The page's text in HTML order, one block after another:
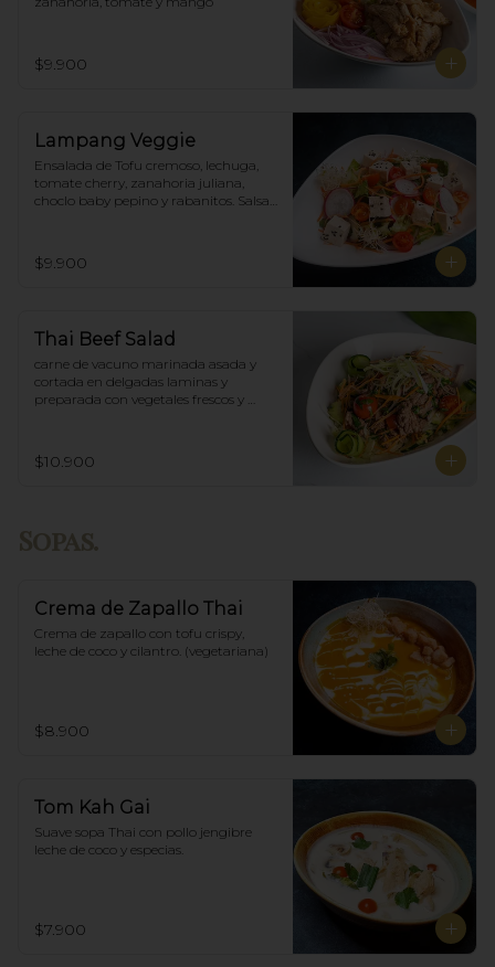
$9.900
Lampang Veggie
Ensalada de Tofu cremoso, lechuga,
tomate cherry, zanahoria juliana,
choclo baby pepino y rabanitos. Salsa
$9.900
Thai Beef Salad
carne de vacuno marinada asada y
cortada en delgadas laminas y
preparada con vegetales frescos y
$10.900
Crema de Zapallo Thai
Crema de zapallo con tofu crispy,
leche de coco y cilantro. (vegetariana)
$8.900
Tom Kah Gai
Suave sopa Thai con pollo jengibre
leche de coco y especias.
$7.900